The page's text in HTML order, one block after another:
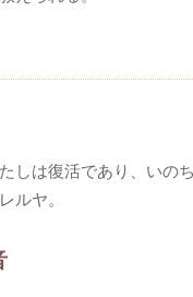
しは復活であり、いの
ルヤ。